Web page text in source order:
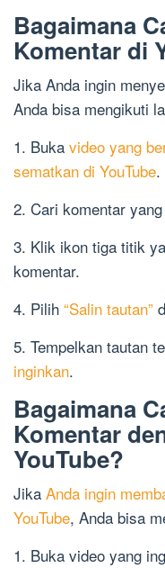
Bagaimana
Komentar di
Jika Anda ingin
Anda bisa mengikuti
1. Buka video yang
sematkan di YouTube.
2. Cari komentar
3. Klik ikon tiga titik
komentar.
4. Pilih “Salin tautan”
5. Tempelkan tautan
inginkan.
Bagaimana
Komentar
YouTube?
Jika Anda ingin
YouTube, Anda bisa
1. Buka video yang